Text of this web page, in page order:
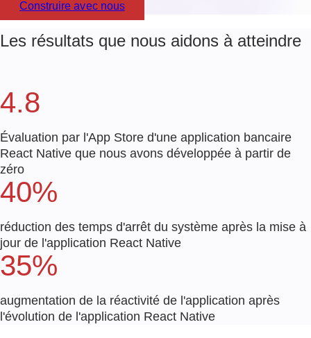
Construire avec nous
Les résultats que nous aidons à atteindre
4.8
Évaluation par l'App Store d'une application bancaire
React Native que nous avons développée à partir de
zéro
40%
réduction des temps d'arrêt du système après la mise à
jour de l'application React Native
35%
augmentation de la réactivité de l'application après
l'évolution de l'application React Native